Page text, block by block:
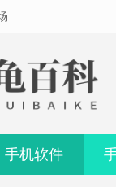
手机软件